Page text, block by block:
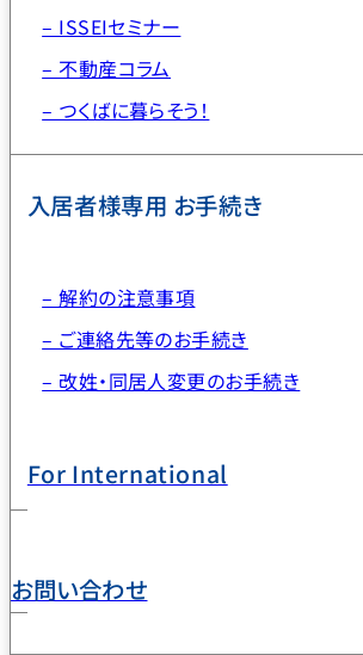
– ISSEIセミナー
– 不動産コラム
– つくばに暮らそう！
入居者様専用 お手続き
– 解約の注意事項
– ご連絡先等のお手続き
– 改姓・同居人変更のお手続き
For International
お問い合わせ